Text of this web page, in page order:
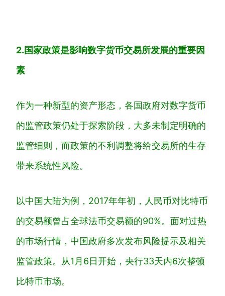
2.国家政策是影响数字货币交易所发展的重要因
素
作为一种新型的资产形态，各国政府对数字货币
的监管政策仍处于探索阶段，大多未制定明确的
监管细则，而政策的不利调整将给交易所的生存
带来系统性风险。
以中国大陆为例，2017年年初，人民币对比特币
的交易额曾占全球法币交易额的90%。面对过热
的市场行情，中国政府多次发布风险提示及相关
监管政策。从1月6日开始，央行33天内6次整顿
比特币市场。